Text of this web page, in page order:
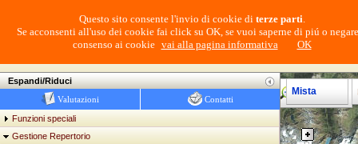
Questo sito consente l'invio di cookie di terze parti.
Se acconsenti all'uso dei cookie fai click su OK, se vuoi saperne di piú o
consenso ai cookie vai alla pagina informativa OK
Espandi/Riduci
Valutazioni
Contatti
Funzioni speciali
Gestione Repertorio
Mista